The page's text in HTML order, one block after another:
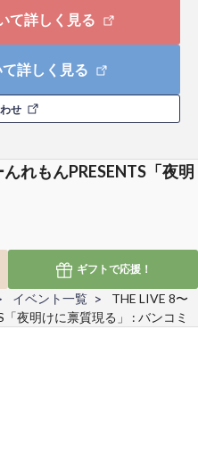
て詳しく見る
詳しく見る
せ
れもんPRESENTS「夜明
ギフトで応援！
イベント一覧
THE LIVE 8〜
夜明けに禀質現る」 : バンコミ